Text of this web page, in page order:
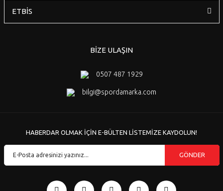
ETBİS
BİZE ULAŞIN
0507 487 1929
bilgi@spordamarka.com
HABERDAR OLMAK İÇİN E-BÜLTEN LİSTEMİZE KAYDOLUN!
GÖNDER